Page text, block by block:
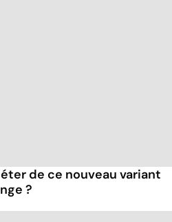
de ce nouveau variant
?